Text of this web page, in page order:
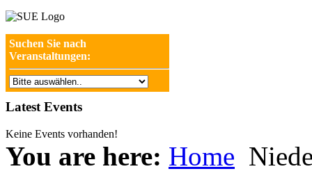
Suchen Sie nach
Veranstaltungen:
Latest Events
Keine Events vorhanden!
You are here: Home